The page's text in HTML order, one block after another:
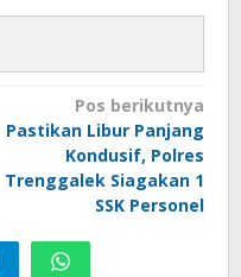
Pos berikutnya
Pastikan Libur Panjang
Kondusif, Polres
Trenggalek Siagakan 1
SSK Personel